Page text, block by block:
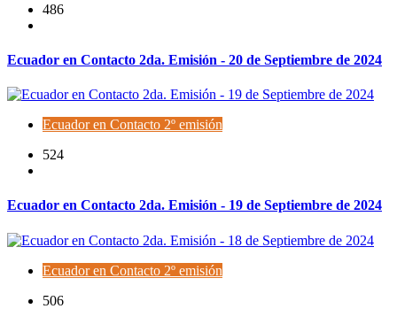
486
Ecuador en Contacto 2da. Emisión - 20 de Septiembre de 2024
Ecuador en Contacto 2º emisión
524
Ecuador en Contacto 2da. Emisión - 19 de Septiembre de 2024
Ecuador en Contacto 2º emisión
506